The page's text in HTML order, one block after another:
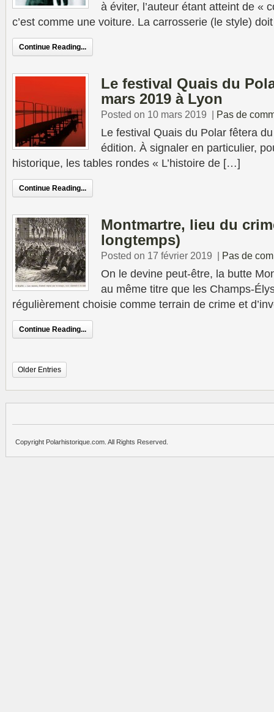
à éviter, l’auteur étant atteint de «
c’est comme une voiture. La carrosserie (le style)
Continue Reading...
Le festival Quais du
mars 2019 à Lyon
Posted on 10 mars 2019 | Pas de
Le festival Quais du Polar fêtera
édition. À signaler en particulier,
historique, les tables rondes « L’histoire de […]
Continue Reading...
Montmartre, lieu du
longtemps)
Posted on 17 février 2019 | Pas de
On le devine peut-être, la butte
au même titre que les Champs-
régulièrement choisie comme terrain de crime et
Continue Reading...
Older Entries
Copyright Polarhistorique.com. All Rights Reserved.